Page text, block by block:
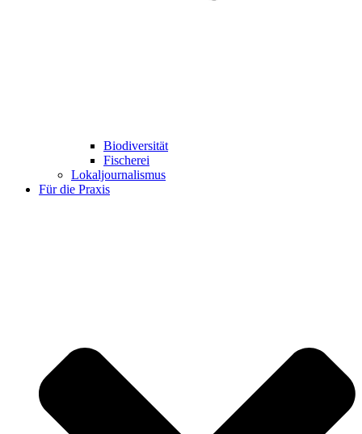
Biodiversität
Fischerei
Lokaljournalismus
Für die Praxis